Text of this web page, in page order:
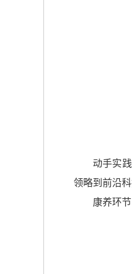
动手实
领略到前沿科
康养环